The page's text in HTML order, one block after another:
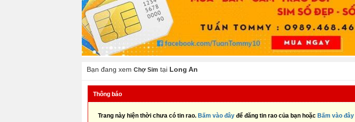
Bạn đang xem Chợ Sim tại Long An
Thông báo
Trang này hiện thời chưa có tin rao. Bấm vào đây để đăng tin rao của bạn hoặc Bấm vào đây